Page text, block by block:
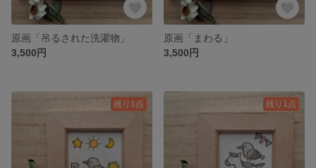
原画「吊るされた洗濯物」
3,500円
原画「まわる」
3,500円
残り1点 残り1点